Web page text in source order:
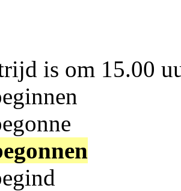
is om 15.00